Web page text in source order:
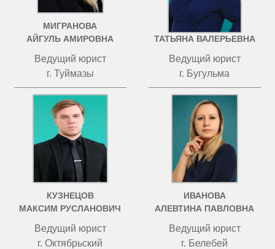
МИГРАНОВА
АЙГУЛЬ АМИРОВНА
Ведущий юрист
г. Туймазы
ЧИСТОВА
ТАТЬЯНА ВАЛЕРЬЕВНА
Ведущий юрист
г. Бугульма
КУЗНЕЦОВ
МАКСИМ РУСЛАНОВИЧ
Ведущий юрист
г. Октябрьский
ИВАНОВА
АЛЕВТИНА ПАВЛОВНА
Ведущий юрист
г. Белебей